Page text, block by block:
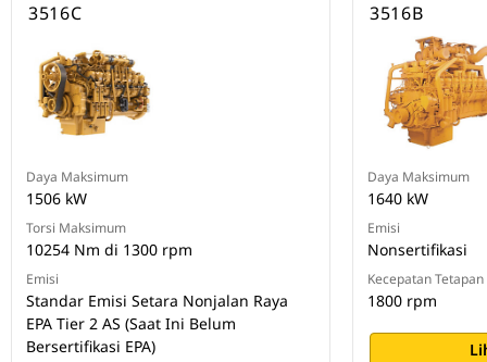
3516C
Daya Maksimum
1506 kW
Torsi Maksimum
10254 Nm di 1300 rpm
Emisi
Standar Emisi Setara Nonjalan Raya
EPA Tier 2 AS (Saat Ini Belum
Bersertifikasi EPA)
3516B
Daya Maksimum
1640 kW
Emisi
Nonsertifikasi
Kecepatan Tetapan
1800 rpm